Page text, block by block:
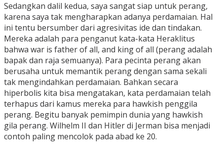
Sedangkan dalil kedua, saya sangat siap untuk perang,
karena saya tak mengharapkan adanya perdamaian. Hal
ini tentu bersumber dari agresivitas ide dan tindakan.
Mereka adalah para penganut kata-kata Heraklitus
bahwa war is father of all, and king of all (perang adalah
bapak dan raja semuanya). Para pecinta perang akan
berusaha untuk memantik perang dengan sama sekali
tak mengindahkan perdamaian. Bahkan secara
hiperbolis kita bisa mengatakan, kata perdamaian telah
terhapus dari kamus mereka para hawkish penggila
perang. Begitu banyak pemimpin dunia yang hawkish
gila perang. Wilhelm II dan Hitler di Jerman bisa menjadi
contoh paling mencolok pada abad ke 20.